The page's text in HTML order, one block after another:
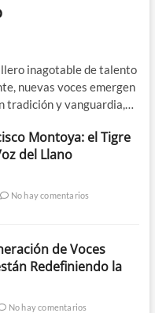
inagotable de talento
nuevas voces emergen
tradición y vanguardia,…
Montoya: el Tigre
del Llano
No hay comentarios
de Voces
Redefiniendo la
No hay comentarios